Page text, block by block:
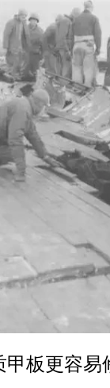
甲板更容易